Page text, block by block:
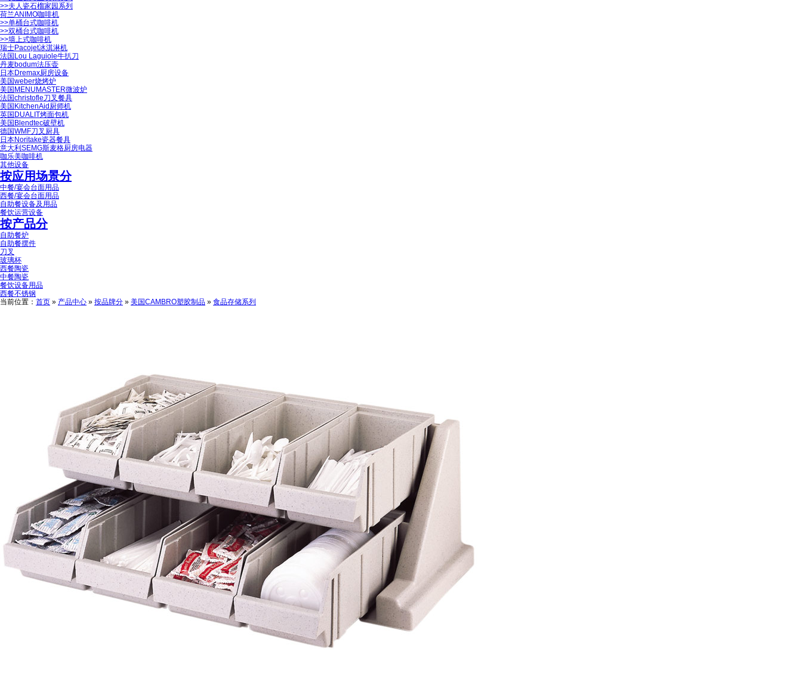
>>夫人瓷石榴家园系列
荷兰ANIMO咖啡机
>>单桶台式咖啡机
>>双桶台式咖啡机
>>墙上式咖啡机
瑞士Pacojet冰淇淋机
法国Lou Laguiole牛扒刀
丹麦bodum法压壶
日本Dremax厨房设备
美国weber烧烤炉
美国MENUMASTER微波炉
法国christofle刀叉餐具
美国KitchenAid厨师机
英国DUALIT烤面包机
美国Blendtec破壁机
德国WMF刀叉厨具
日本Noritake瓷器餐具
意大利SEMG斯麦格厨房电器
咖乐美咖啡机
其他设备
按应用场景分
中餐/宴会台面用品
西餐/宴会台面用品
自助餐设备及用品
餐饮运营设备
按产品分
自助餐炉
自助餐摆件
刀叉
玻璃杯
西餐陶瓷
中餐陶瓷
餐饮设备用品
西餐不锈钢
当前位置： 首页 » 产品中心 » 按品牌分 » 美国CAMBRO塑胶制品 » 食品存储系列